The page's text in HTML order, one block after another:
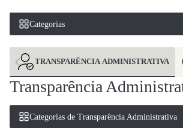
Categorias
TRANSPARÊNCIA ADMINISTRATIVA
Transparência
Categorias de Transparência Administrativa